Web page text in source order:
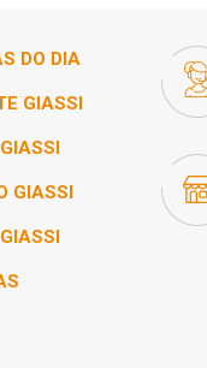
DO DIA
GIASSI
GIASSI